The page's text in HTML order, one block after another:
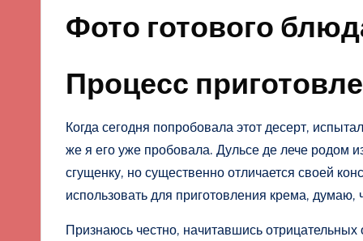
Фото готового
Процесс
Когда сегодня попробовала этот десерт,
же я его уже пробовала. Дульсе де лече родом
сгущенку, но существенно отличается своей
использовать для приготовления крема,
Признаюсь честно, начитавшись